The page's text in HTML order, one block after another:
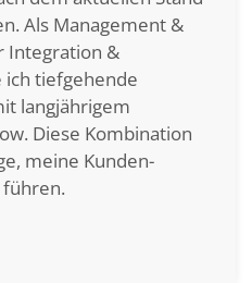
Als Management &
Integration &
ich tiefgehende
langjährigem
Diese Kombination
meine Kunden-